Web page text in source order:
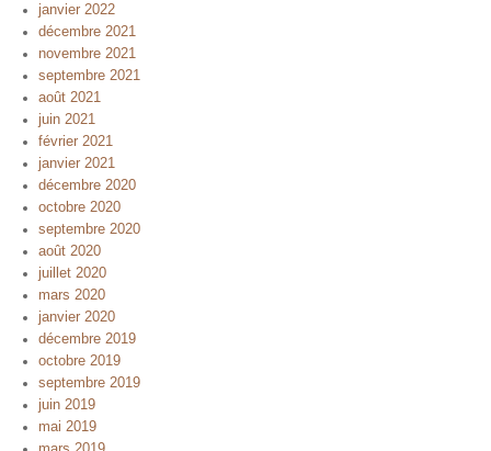
janvier 2022
décembre 2021
novembre 2021
septembre 2021
août 2021
juin 2021
février 2021
janvier 2021
décembre 2020
octobre 2020
septembre 2020
août 2020
juillet 2020
mars 2020
janvier 2020
décembre 2019
octobre 2019
septembre 2019
juin 2019
mai 2019